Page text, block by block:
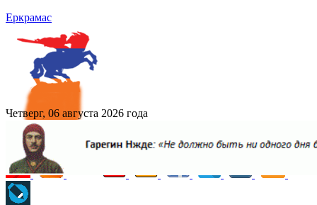
Еркрамас
Четверг, 06 августа 2026 года